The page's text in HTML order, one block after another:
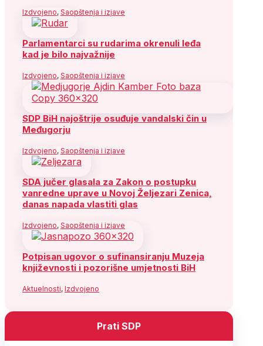
Izdvojeno, Saopštenja i izjave
Parlamentarci su rudarima okrenuli leđa
kad je bilo najvažnije
Izdvojeno, Saopštenja i izjave
SDP BiH najoštrije osuđuje vandalski čin u
Međugorju
Izdvojeno, Saopštenja i izjave
SDA jučer glasala za Zakon o postupku
vanredne uprave u Novoj Željezari Zenica,
danas napada vlastiti glas
Izdvojeno, Saopštenja i izjave
Potpisan ugovor o sufinansiranju Muzeja
književnosti i pozorišne umjetnosti BiH
Aktuelnosti, Izdvojeno
Prati SDP